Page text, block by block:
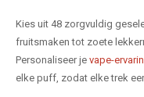
Kies uit 48 zorgvuldig
fruitsmaken tot zoete
Personaliseer je vape-
elke puff, zodat elke trek